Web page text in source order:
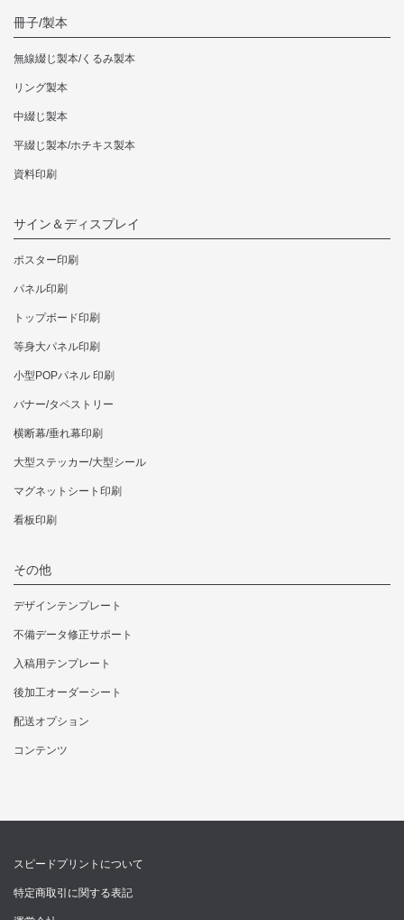
冊子/製本
無線綴じ製本/くるみ製本
リング製本
中綴じ製本
平綴じ製本/ホチキス製本
資料印刷
サイン＆ディスプレイ
ポスター印刷
パネル印刷
トップボード印刷
等身大パネル印刷
小型POPパネル 印刷
バナー/タペストリー
横断幕/垂れ幕印刷
大型ステッカー/大型シール
マグネットシート印刷
看板印刷
その他
デザインテンプレート
不備データ修正サポート
入稿用テンプレート
後加工オーダーシート
配送オプション
コンテンツ
スピードプリントについて
特定商取引に関する表記